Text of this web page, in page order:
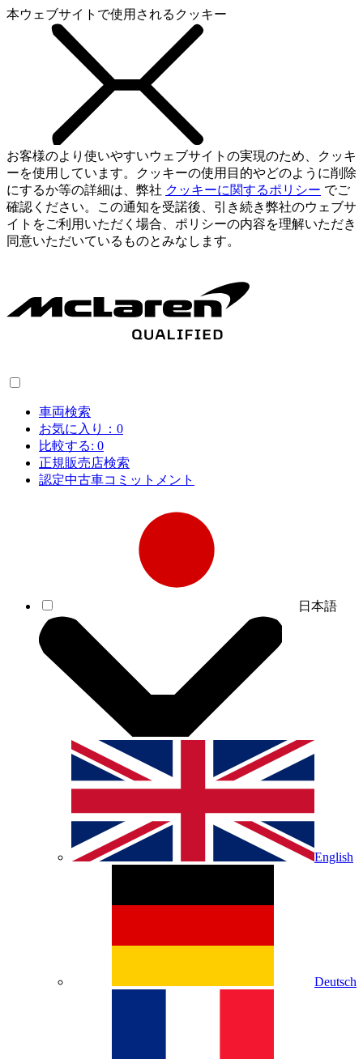
本ウェブサイトで使用されるクッキー
お客様のより使いやすいウェブサイトの実現のため、クッキ
ーを使用しています。クッキーの使用目的やどのように削除
にするか等の詳細は、弊社 クッキーに関するポリシー でご
確認ください。この通知を受諾後、引き続き弊社のウェブサ
イトをご利用いただく場合、ポリシーの内容を理解いただき
同意いただいているものとみなします。
車両検索
お気に入り： 0
比較する: 0
正規販売店検索
認定中古車コミットメント
日本語
English
Deutsch